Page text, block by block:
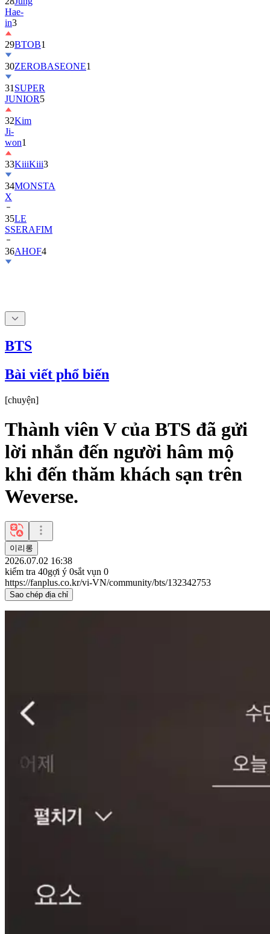
Hae-
in3
29BTOB1
30ZEROBASEONE1
31 SUPER
JUNIOR5
32Kim
Ji-
won1
33KiiiKiii3
34MONSTA
X
35LE
SSERAFIM
36AHOF4
BTS
Bài viết phổ biến
[chuyện]
Thành viên V của BTS đã gửi
lời nhắn đến người hâm mộ
khi đến thăm khách sạn trên
Weverse.
이리롱
2026.07.02 16:38
kiểm tra 40gợi ý 0sắt vụn 0
https://fanplus.co.kr/vi-VN/community/bts/132342753
Sao chép địa chỉ